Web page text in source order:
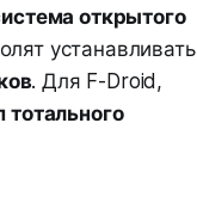
открытого
устанавливать
. Для F-Droid,
тотального